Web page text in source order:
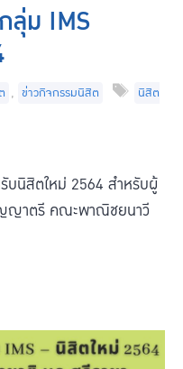
ลุ่ม IMS
, ข่าวกิจกรรมนิสิต Tags
นิสิต
บนิสิตใหม่ 2564 สำหรับผู้
ญญาตรี คณะพาณิชยนาวี